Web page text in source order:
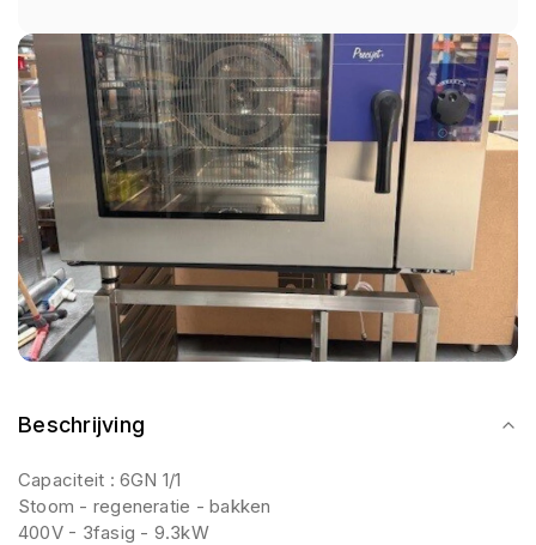
Beschrijving
Capaciteit : 6GN 1/1
Stoom - regeneratie - bakken
400V - 3fasig - 9.3kW